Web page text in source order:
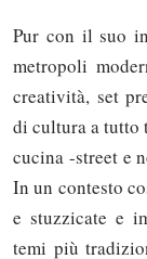
Pur con il suo
metropoli
creatività, set
di cultura a tutto
cucina -street e
In un contesto
e stuzzicate e
temi più